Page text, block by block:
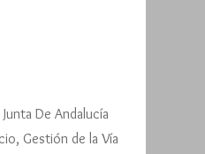
De Andalucía
Gestión de la Vía